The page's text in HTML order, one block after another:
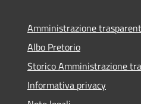
Amministrazione
Albo Pretorio
Storico Amministrazione
Informativa privacy